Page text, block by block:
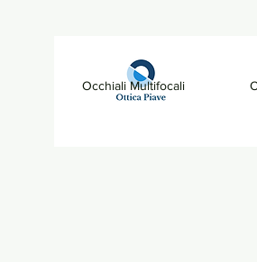
Occhiali Multifocali